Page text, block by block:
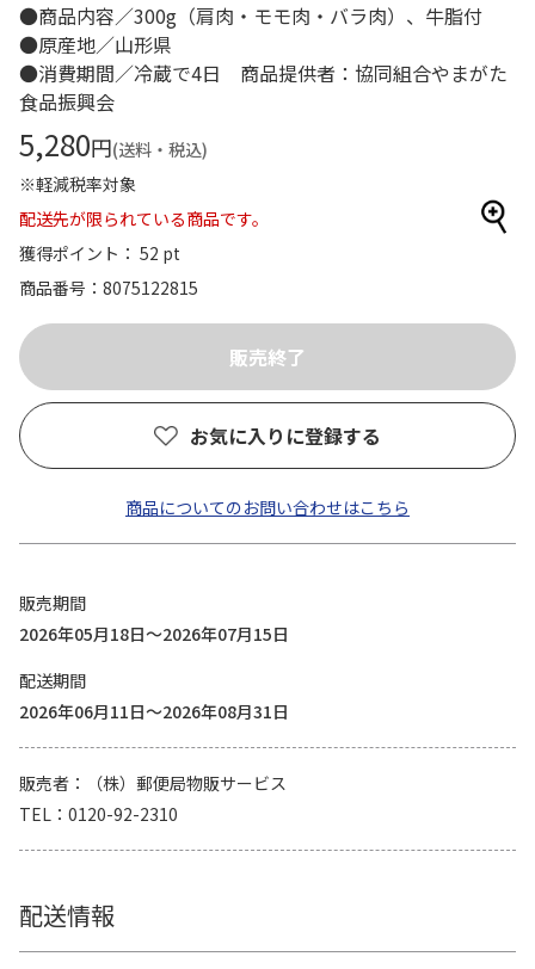
●商品内容／300g（肩肉・モモ肉・バラ肉）、牛脂付
●原産地／山形県
●消費期間／冷蔵で4日 商品提供者：協同組合やまがた
食品振興会
5,280円(送料・税込)
※軽減税率対象
配送先が限られている商品です。
獲得ポイント： 52 pt
商品番号
8075122815
お気に入りに登録する
商品についてのお問い合わせはこちら
販売期間
2026年05月18日～2026年07月15日
配送期間
2026年06月11日～2026年08月31日
販売者
（株）郵便局物販サービス
TEL
0120-92-2310
配送情報